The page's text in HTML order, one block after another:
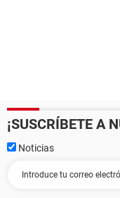
¡SUSCRÍBETE A
Noticias